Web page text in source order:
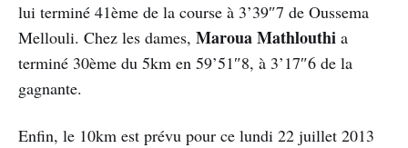
lui terminé 41ème de la course à 3’39″7 de Oussema
Mellouli. Chez les dames, Maroua Mathlouthi a
terminé 30ème du 5km en 59’51″8, à 3’17″6 de la
gagnante.
Enfin, le 10km est prévu pour ce lundi 22 juillet 2013